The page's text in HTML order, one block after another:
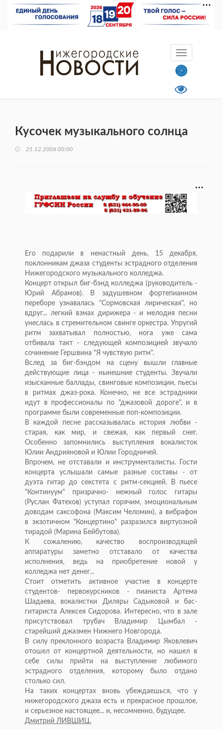
Кусочек музыкального солнца
21.12.2006 00:00
Его подарили в ненастный день, 15 декабря,
поклонникам джаза студенты эстрадного отделения
Нижегородского музыкального колледжа.
Концерт открыл биг-бэнд колледжа (руководитель -
Юрий Абрамов). В задушевном фортепианном
переборе узнавалась "Сормовская лирическая", но
вдруг... легкий взмах дирижера - и мелодия песни
унеслась в стремительном свинге оркестра. Упругий
ритм захватывал полностью, нога уже сама
отбивала такт - следующей композицией звучало
сочинение Гершвина "Я чувствую ритм".
Вслед за биг-бэндом на сцену вышли главные
действующие лица - нынешние студенты. Звучали
изысканные баллады, свинговые композиции, пьесы
в ритмах джаз-рока. Конечно, не все эстрадники
идут в профессионалы по "джазовой дороге", и в
программе были современные поп-композиции.
В каждой песне рассказывалась история любви -
старая, как мир, и свежая, как первый снег.
Особенно запомнились выступления вокалисток
Юлии Андрияновой и Юлии Городничей.
Впрочем, не отставали и инструменталисты. Гости
концерта услышали самые разные составы - от
дуэта гитар до секстета с ритм-секцией. В пьесе
"Континуум" призрачно- нежный голос гитары
(Руслан Фатехов) уступал горячим, эмоциональным
доводам саксофона (Максим Челомин), а вибрафон
в экзотичном "Концертино" разразился виртуозной
тирадой (Марина Бейбутова).
К сожалению, качество воспроизводящей
аппаратуры заметно отставало от качества
исполнения, ведь на приобретение новой у
колледжа нет денег...
Стоит отметить активное участие в концерте
студентов- первокурсников - пианиста Артема
Шадаева, вокалистки Диляры Садыковой и бас-
гитариста Алексея Сидорова. Интересно, что в зале
присутствовал трубач Владимир Цымбал -
старейший джазмен Нижнего Новгорода.
В силу преклонного возраста Владимир Яковлевич
отошел от концертной деятельности, но нашел в
себе силы прийти на выступление любимого
эстрадного отделения, которому было отдано
столько сил.
На таких концертах вновь убеждаешься, что у
нижегородского джаза есть и прекрасное прошлое,
и серьезное настоящее... и, несомненно, будущее.
Дмитрий ЛИВШИЦ.